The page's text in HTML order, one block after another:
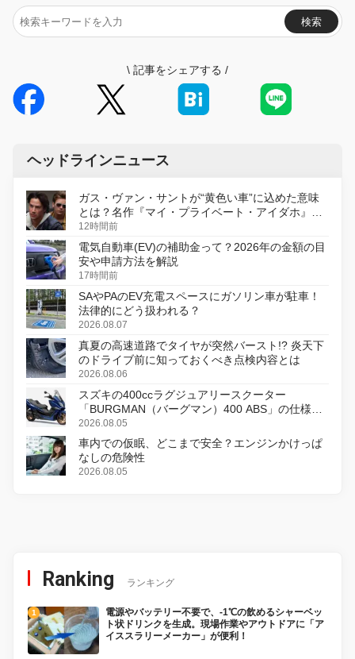
検索
\ 記事をシェアする /
ヘッドラインニュース
ガス・ヴァン・サントが“黄色い車”に込めた意味
とは？名作『マイ・プライベート・アイダホ』が
初のデジタルリマスター版で復活
12時間前
電気自動車(EV)の補助金って？2026年の金額の目
安や申請方法を解説
17時間前
SAやPAのEV充電スペースにガソリン車が駐車！
法律的にどう扱われる？
2026.08.07
真夏の高速道路でタイヤが突然バースト!? 炎天下
のドライブ前に知っておくべき点検内容とは
2026.08.06
スズキの400ccラグジュアリースクーター
「BURGMAN（バーグマン）400 ABS」の仕様を
変更し、8月18日に発売
2026.08.05
車内での仮眠、どこまで安全？エンジンかけっぱ
なしの危険性
2026.08.05
Ranking ランキング
電源やバッテリー不要で、-1℃の飲めるシャーベッ
ト状ドリンクを生成。現場作業やアウトドアに「ア
イススラリーメーカー」が便利！